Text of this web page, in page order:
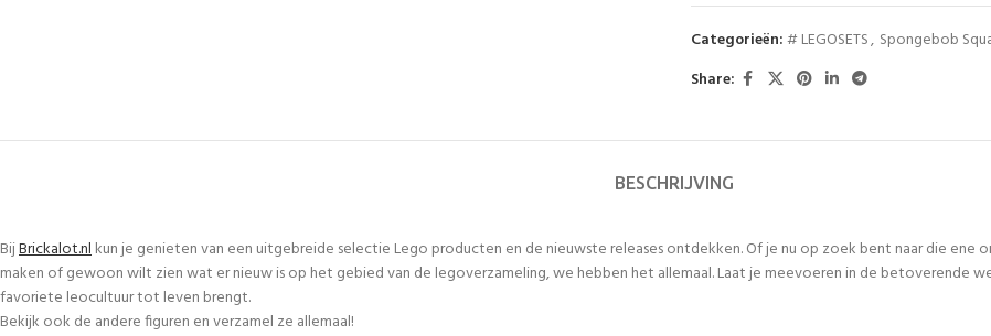
Categorieën:# LEGOSETS, Spongebob
Share:
BESCHRIJVING
BijBrickalot.nlkun je genieten van een uitgebreide selectie Lego producten en de nieuwste releases ontdekken. Of je nu op zoek bent naar die
maken of gewoon wilt zien wat er nieuw is op het gebied van de legoverzameling, we hebben het allemaal. Laat je meevoeren in de betoverende
favoriete leocultuur tot leven brengt.
Bekijk ook de andere figuren en verzamel ze allemaal!